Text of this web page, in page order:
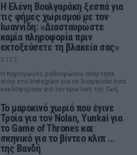
Η Ελένη Βουλγαράκη ξεσπά για
τις φήμες χωρισμού με τον
Ιωαννίδη: «Διασταυρώστε
καμία πληροφορία πριν
εκτοξεύσετε τη βλακεία σας»
ΧΤΕΣ
Η παραγωγός ραδιοφώνου ανάρτησε
story στο Instagram για να διαψεύσει όσα
κυκλοφορούν για την ερωτική της ζωή
Το μαροκινό χωριό που έγινε
Τροία για τον Nolan, Yunkai για
το Game of Thrones και
σκηνικό για το βίντεο κλιπ ...
της Βανδή